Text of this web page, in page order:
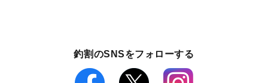
釣割のSNSをフォローする